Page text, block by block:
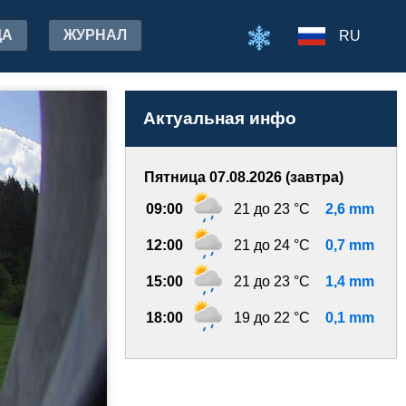
ЖУРНАЛ RU
Актуальная инфо
Пятница 07.08.2026 (завтра)
09:00 21 до 23 °C 2,6 mm
12:00 21 до 24 °C 0,7 mm
15:00 21 до 23 °C 1,4 mm
18:00 19 до 22 °C 0,1 mm